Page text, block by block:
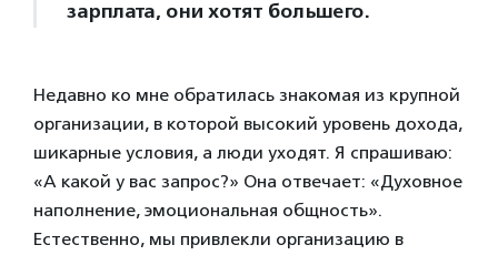
зарплата, они хотят большего.
Недавно ко мне обратилась знакомая из крупной
организации, в которой высокий уровень дохода,
шикарные условия, а люди уходят. Я спрашиваю:
«А какой у вас запрос?» Она отвечает: «Духовное
наполнение, эмоциональная общность».
Естественно, мы привлекли организацию в